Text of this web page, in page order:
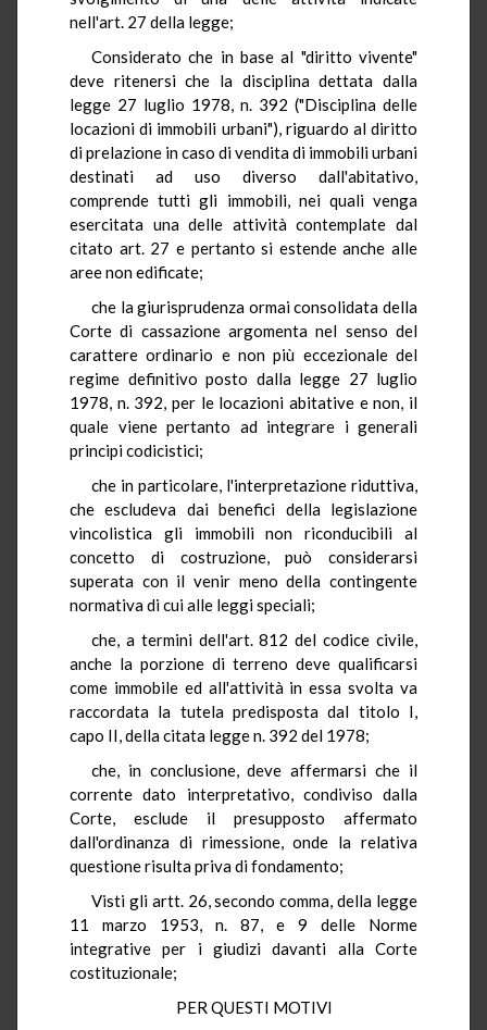
nell'art. 27 della legge;
Considerato che in base al "diritto vivente"
deve ritenersi che la disciplina dettata dalla
legge 27 luglio 1978, n. 392 ("Disciplina delle
locazioni di immobili urbani"), riguardo al diritto
di prelazione in caso di vendita di immobili urbani
destinati ad uso diverso dall'abitativo,
comprende tutti gli immobili, nei quali venga
esercitata una delle attività contemplate dal
citato art. 27 e pertanto si estende anche alle
aree non edificate;
che la giurisprudenza ormai consolidata della
Corte di cassazione argomenta nel senso del
carattere ordinario e non più eccezionale del
regime definitivo posto dalla legge 27 luglio
1978, n. 392, per le locazioni abitative e non, il
quale viene pertanto ad integrare i generali
principi codicistici;
che in particolare, l'interpretazione riduttiva,
che escludeva dai benefici della legislazione
vincolistica gli immobili non riconducibili al
concetto di costruzione, può considerarsi
superata con il venir meno della contingente
normativa di cui alle leggi speciali;
che, a termini dell'art. 812 del codice civile,
anche la porzione di terreno deve qualificarsi
come immobile ed all'attività in essa svolta va
raccordata la tutela predisposta dal titolo I,
capo II, della citata legge n. 392 del 1978;
che, in conclusione, deve affermarsi che il
corrente dato interpretativo, condiviso dalla
Corte, esclude il presupposto affermato
dall'ordinanza di rimessione, onde la relativa
questione risulta priva di fondamento;
Visti gli artt. 26, secondo comma, della legge
11 marzo 1953, n. 87, e 9 delle Norme
integrative per i giudizi davanti alla Corte
costituzionale;
PER QUESTI MOTIVI